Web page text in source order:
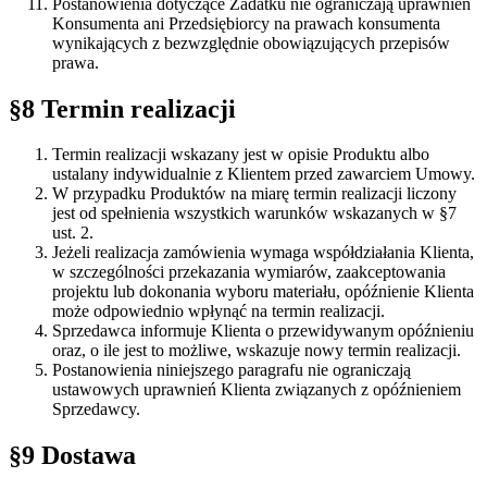
Konsumenta ani Przedsiębiorcy na prawach konsumenta
wynikających z bezwzględnie obowiązujących przepisów
prawa.
§8 Termin realizacji
Termin realizacji wskazany jest w opisie Produktu albo
ustalany indywidualnie z Klientem przed zawarciem Umowy.
W przypadku Produktów na miarę termin realizacji liczony
jest od spełnienia wszystkich warunków wskazanych w §7
ust. 2.
Jeżeli realizacja zamówienia wymaga współdziałania Klienta,
w szczególności przekazania wymiarów, zaakceptowania
projektu lub dokonania wyboru materiału, opóźnienie Klienta
może odpowiednio wpłynąć na termin realizacji.
Sprzedawca informuje Klienta o przewidywanym opóźnieniu
oraz, o ile jest to możliwe, wskazuje nowy termin realizacji.
Postanowienia niniejszego paragrafu nie ograniczają
ustawowych uprawnień Klienta związanych z opóźnieniem
Sprzedawcy.
§9 Dostawa